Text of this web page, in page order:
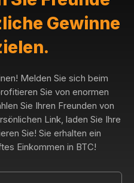
Gewinne
Melden Sie sich beim
Sie von enormen
Sie Ihren Freunden von
Link, laden Sie Ihre
Sie! Sie erhalten ein
Einkommen in BTC!